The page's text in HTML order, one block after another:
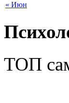
« Июн
ТОП